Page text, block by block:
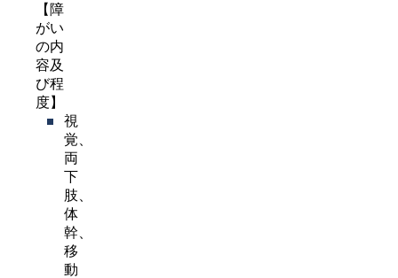
【障
がい
の内
容及
び程
度】
視
覚、
両
下
肢、
体
幹、
移
動